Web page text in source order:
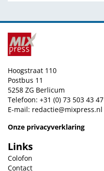
Hoogstraat 110
Postbus 11
5258 ZG Berlicum
Telefoon: +31 (0) 73 503 43 47
E-mail: redactie@mixpress.nl
Onze privacyverklaring
Links
Colofon
Contact